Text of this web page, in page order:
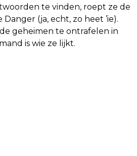
te vinden, roept ze de
(ja, echt, zo heet ’ie).
geheimen te ontrafelen in
is wie ze lijkt.